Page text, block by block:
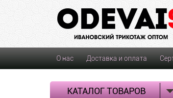
О нас Доставка и оплата
КАТАЛОГ ТОВАРОВ